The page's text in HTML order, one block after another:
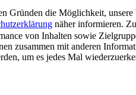
die Möglichkeit,
näher informieren.
von Inhalten sowie
zusammen mit anderen
um es jedes Mal